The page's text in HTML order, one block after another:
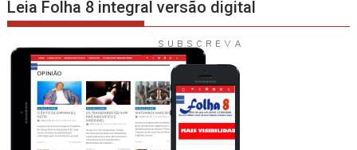
Leia Folha 8 integral versão digital